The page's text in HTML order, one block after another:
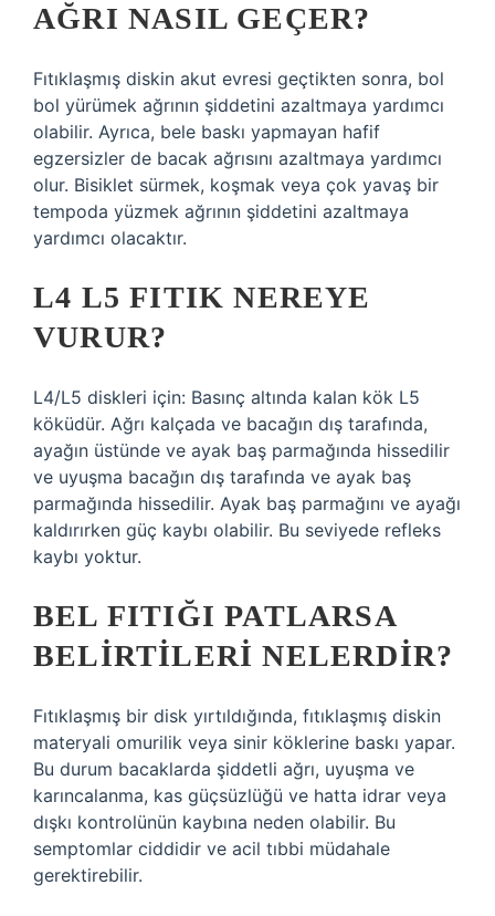
AĞRI NASIL GEÇER?
Fıtıklaşmış diskin akut evresi geçtikten sonra, bol
bol yürümek ağrının şiddetini azaltmaya yardımcı
olabilir. Ayrıca, bele baskı yapmayan hafif
egzersizler de bacak ağrısını azaltmaya yardımcı
olur. Bisiklet sürmek, koşmak veya çok yavaş bir
tempoda yüzmek ağrının şiddetini azaltmaya
yardımcı olacaktır.
L4 L5 FITIK NEREYE
VURUR?
L4/L5 diskleri için: Basınç altında kalan kök L5
köküdür. Ağrı kalçada ve bacağın dış tarafında,
ayağın üstünde ve ayak baş parmağında hissedilir
ve uyuşma bacağın dış tarafında ve ayak baş
parmağında hissedilir. Ayak baş parmağını ve ayağı
kaldırırken güç kaybı olabilir. Bu seviyede refleks
kaybı yoktur.
BEL FITIĞI PATLARSA
BELIRTILERI NELERDIR?
Fıtıklaşmış bir disk yırtıldığında, fıtıklaşmış diskin
materyali omurilik veya sinir köklerine baskı yapar.
Bu durum bacaklarda şiddetli ağrı, uyuşma ve
karıncalanma, kas güçsüzlüğü ve hatta idrar veya
dışkı kontrolünün kaybına neden olabilir. Bu
semptomlar ciddidir ve acil tıbbi müdahale
gerektirebilir.